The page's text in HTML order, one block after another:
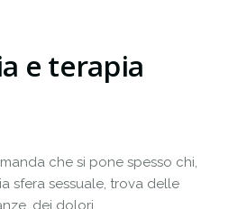
e terapia
che si pone spesso chi,
sfera sessuale, trova delle
dei dolori.